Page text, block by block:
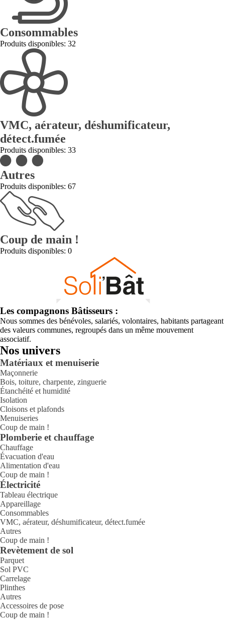
Consommables
Produits disponibles: 32
VMC, aérateur, déshumificateur,
détect.fumée
Produits disponibles: 33
Autres
Produits disponibles: 67
Coup de main !
Produits disponibles: 0
Les compagnons Bâtisseurs :
Nous sommes des bénévoles, salariés, volontaires, habitants partageant
des valeurs communes, regroupés dans un même mouvement
associatif.
Nos univers
Matériaux et menuiserie
Maçonnerie
Bois, toiture, charpente, zinguerie
Étanchéité et humidité
Isolation
Cloisons et plafonds
Menuiseries
Coup de main !
Plomberie et chauffage
Chauffage
Évacuation d'eau
Alimentation d'eau
Coup de main !
Électricité
Tableau électrique
Appareillage
Consommables
VMC, aérateur, déshumificateur, détect.fumée
Autres
Coup de main !
Revètement de sol
Parquet
Sol PVC
Carrelage
Plinthes
Autres
Accessoires de pose
Coup de main !